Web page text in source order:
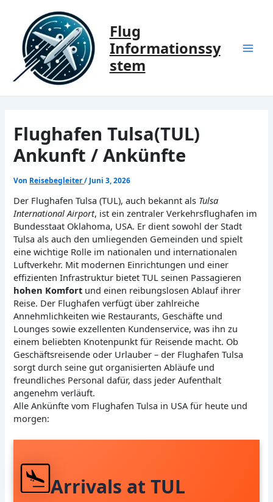
springen
Flug
Informationssy
stem
Flughafen Tulsa(TUL)
Ankunft / Ankünfte
Von Reisebegleiter/ Juni 3, 2026
Der Flughafen Tulsa (TUL), auch bekannt als Tulsa
International Airport, ist ein zentraler Verkehrsflughafen im
Bundesstaat Oklahoma, USA. Er dient sowohl der Stadt
Tulsa als auch den umliegenden Gemeinden und spielt
eine wichtige Rolle im nationalen und internationalen
Luftverkehr. Mit modernen Einrichtungen und einer
effizienten Infrastruktur bietet TUL seinen Passagieren
hohen Komfort und einen reibungslosen Ablauf ihrer
Reise. Der Flughafen verfügt über zahlreiche
Annehmlichkeiten wie Restaurants, Geschäfte und
Lounges sowie exzellenten Kundenservice, was ihn zu
einem beliebten Knotenpunkt für Reisende macht. Ob
Geschäftsreisende oder Urlauber – der Flughafen Tulsa
sorgt durch seine gut organisierten Abläufe und
freundliches Personal dafür, dass jeder Aufenthalt
angenehm verläuft.
Alle Ankünfte vom Flughafen Tulsa in USA für heute und
morgen:
Arrivals at TUL